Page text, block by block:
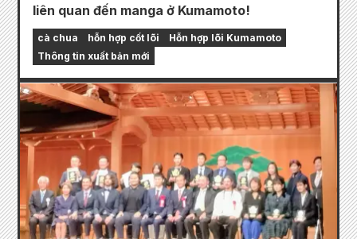
liên quan đến manga ở Kumamoto!
cà chua hỗn hợp cốt lõi
Hỗn hợp lõi Kumamoto
Thông tin xuất bản mới